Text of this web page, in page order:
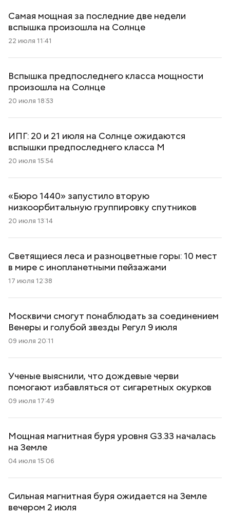
Самая мощная за последние две недели
вспышка произошла на Солнце
22 июля 11:41
Вспышка предпоследнего класса мощности
произошла на Солнце
20 июля 18:53
ИПГ: 20 и 21 июля на Солнце ожидаются
вспышки предпоследнего класса М
20 июля 15:54
«Бюро 1440» запустило вторую
низкоорбитальную группировку спутников
20 июля 13:14
Светящиеся леса и разноцветные горы: 10 мест
в мире с инопланетными пейзажами
17 июля 12:38
Москвичи смогут понаблюдать за соединением
Венеры и голубой звезды Регул 9 июля
09 июля 20:11
Ученые выяснили, что дождевые черви
помогают избавляться от сигаретных окурков
09 июля 17:49
Мощная магнитная буря уровня G3.33 началась
на Земле
04 июля 15:06
Сильная магнитная буря ожидается на Земле
вечером 2 июля